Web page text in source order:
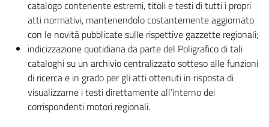
catalogo contenente estremi, titoli e testi di tutti i propri
atti normativi, mantenendolo costantemente aggiornato
con le novità pubblicate sulle rispettive gazzette regionali;
indicizzazione quotidiana da parte del Poligrafico di tali
cataloghi su un archivio centralizzato sotteso alle funzioni
di ricerca e in grado per gli atti ottenuti in risposta di
visualizzarne i testi direttamente all’interno dei
corrispondenti motori regionali.